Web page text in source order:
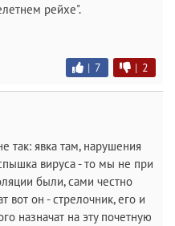
рейхе".
| 7 | 2
так: явка там, нарушения
вируса - то мы не при
были, сами честно
вот он - стрелочник, его и
назначат на эту почетную